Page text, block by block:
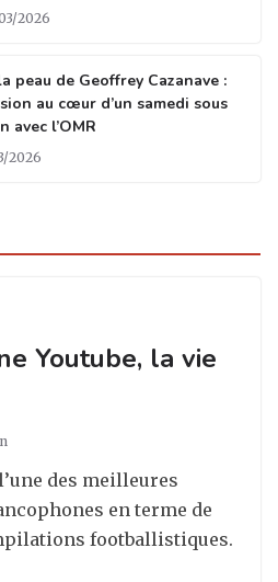
2026
peau de Geoffrey Cazanave :
au cœur d’un samedi sous
avec l’OMR
2026
Youtube, la vie
des meilleures
en terme de
footballistiques.